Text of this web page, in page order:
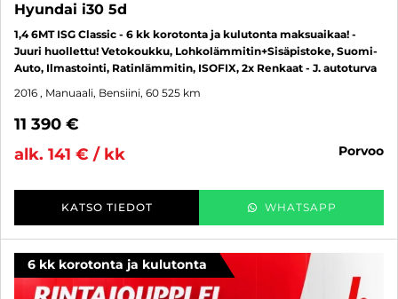
Hyundai i30 5d
1,4 6MT ISG Classic - 6 kk korotonta ja kulutonta maksuaikaa! -
Juuri huollettu! Vetokoukku, Lohkolämmitin+Sisäpistoke, Suomi-
Auto, Ilmastointi, Ratinlämmitin, ISOFIX, 2x Renkaat - J. autoturva
2016 , Manuaali, Bensiini, 60 525 km
11 390 €
alk. 141 € / kk
porvoo
KATSO TIEDOT WHATSAPP
6 kk korotonta ja kulutonta